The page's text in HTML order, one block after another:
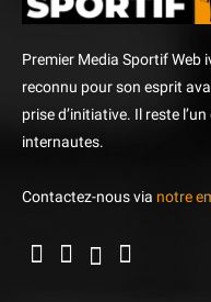
Premier Media Sportif Web
reconnu pour son esprit
prise d’initiative. Il reste
internautes.
Contactez-nous via notre